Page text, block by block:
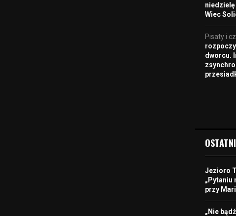
Wiec
Pisaty i
dworcu.
Jezioro
„Pytaniu
przy
„Nie